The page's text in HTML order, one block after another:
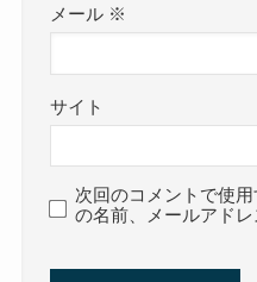
メール ※
サイト
次回のコメントで使
の名前、メールアドレ